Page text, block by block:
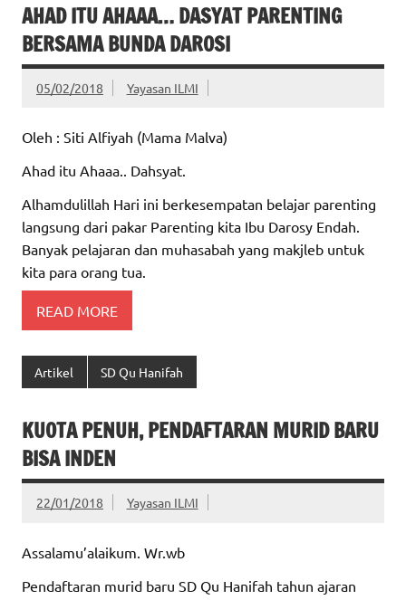
AHAD ITU AHAAA… DASYAT PARENTING
BERSAMA BUNDA DAROSI
05/02/2018 Yayasan ILMI
Oleh : Siti Alfiyah (Mama Malva)
Ahad itu Ahaaa.. Dahsyat.
Alhamdulillah Hari ini berkesempatan belajar parenting
langsung dari pakar Parenting kita Ibu Darosy Endah.
Banyak pelajaran dan muhasabah yang makjleb untuk
kita para orang tua.
READ MORE
Artikel SD Qu Hanifah
KUOTA PENUH, PENDAFTARAN MURID BARU
BISA INDEN
22/01/2018 Yayasan ILMI
Assalamu’alaikum. Wr.wb
Pendaftaran murid baru SD Qu Hanifah tahun ajaran